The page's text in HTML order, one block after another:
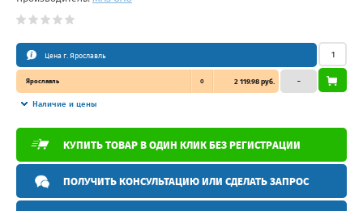
Цена г. Ярославль
Ярославль 0 2 119.98 руб.
Наличие и цены
–
КУПИТЬ ТОВАР В ОДИН КЛИК БЕЗ РЕГИСТРАЦИИ
ПОЛУЧИТЬ КОНСУЛЬТАЦИЮ ИЛИ СДЕЛАТЬ ЗАПРОС